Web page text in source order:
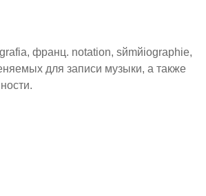
франц. notation, sйmйiographie,
для записи музыки, а также